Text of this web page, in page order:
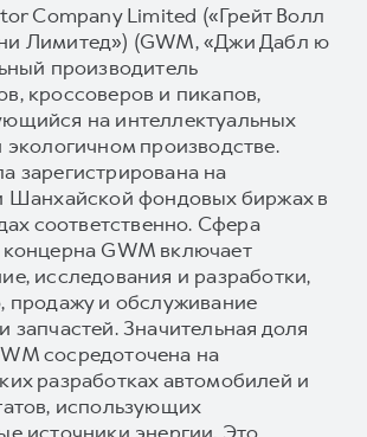
Company Limited («Грейт Волл
Лимитед») (GWM, «Джи Дабл ю
производитель
кроссоверов и пикапов,
на интеллектуальных
экологичном производстве.
зарегистрирована на
Шанхайской фондовых биржах в
соответственно. Сфера
GWM включает
исследования и разработки,
продажу и обслуживание
запчастей. Значительная доля
сосредоточена на
разработках автомобилей и
использующих